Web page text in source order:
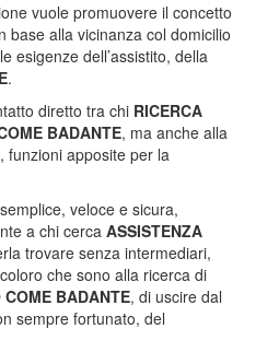
vuole promuovere il concetto
base alla vicinanza col domicilio
esigenze dell’assistito, della
.
diretto tra chi RICERCA
BADANTE, ma anche alla
funzioni apposite per la
veloce e sicura,
a chi cerca ASSISTENZA
trovare senza intermediari,
che sono alla ricerca di
COME BADANTE, di uscire dal
sempre fortunato, del